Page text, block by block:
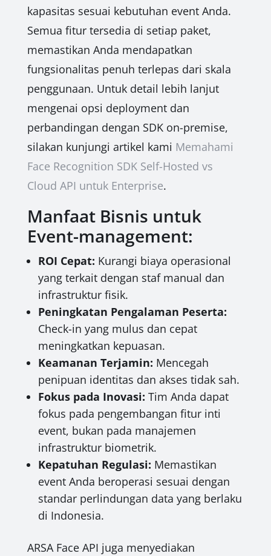
kapasitas sesuai kebutuhan event Anda.
Semua fitur tersedia di setiap paket,
memastikan Anda mendapatkan
fungsionalitas penuh terlepas dari skala
penggunaan. Untuk detail lebih lanjut
mengenai opsi deployment dan
perbandingan dengan SDK on-premise,
silakan kunjungi artikel kami Memahami
Face Recognition SDK Self-Hosted vs
Cloud API untuk Enterprise.
Manfaat Bisnis untuk
Event-management:
ROI Cepat: Kurangi biaya operasional
yang terkait dengan staf manual dan
infrastruktur fisik.
Peningkatan Pengalaman Peserta:
Check-in yang mulus dan cepat
meningkatkan kepuasan.
Keamanan Terjamin: Mencegah
penipuan identitas dan akses tidak sah.
Fokus pada Inovasi: Tim Anda dapat
fokus pada pengembangan fitur inti
event, bukan pada manajemen
infrastruktur biometrik.
Kepatuhan Regulasi: Memastikan
event Anda beroperasi sesuai dengan
standar perlindungan data yang berlaku
di Indonesia.
ARSA Face API juga menyediakan